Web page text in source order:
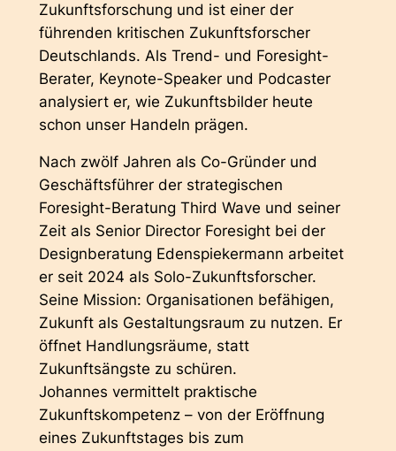
Zukunftsforschung und ist einer der
führenden kritischen Zukunftsforscher
Deutschlands. Als Trend- und Foresight-
Berater, Keynote-Speaker und Podcaster
analysiert er, wie Zukunftsbilder heute
schon unser Handeln prägen.
Nach zwölf Jahren als Co-Gründer und
Geschäftsführer der strategischen
Foresight-Beratung Third Wave und seiner
Zeit als Senior Director Foresight bei der
Designberatung Edenspiekermann arbeitet
er seit 2024 als Solo-Zukunftsforscher.
Seine Mission: Organisationen befähigen,
Zukunft als Gestaltungsraum zu nutzen. Er
öffnet Handlungsräume, statt
Zukunftsängste zu schüren.
Johannes vermittelt praktische
Zukunftskompetenz – von der Eröffnung
eines Zukunftstages bis zum